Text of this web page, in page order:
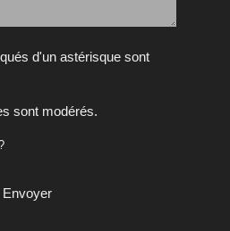
d'un astérisque sont
sont modérés.